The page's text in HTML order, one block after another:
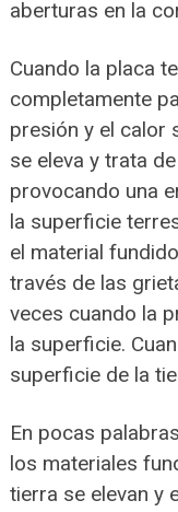
aberturas en la
Cuando la placa
completamente
presión y el calor
se eleva y trata
provocando una
la superficie
el material
través de las
veces cuando la
la superficie.
superficie de la
En pocas
los materiales
tierra se elevan y